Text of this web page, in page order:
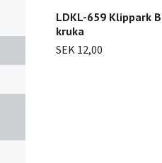
LDKL-659 Klippark
kruka
SEK 12,00